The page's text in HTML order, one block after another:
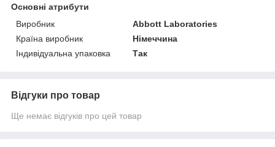
Основні атрибути
Виробник
Abbott Laboratories
Країна виробник
Німеччина
Індивідуальна упаковка
Так
Відгуки про товар
Ще немає відгуків про цей товар